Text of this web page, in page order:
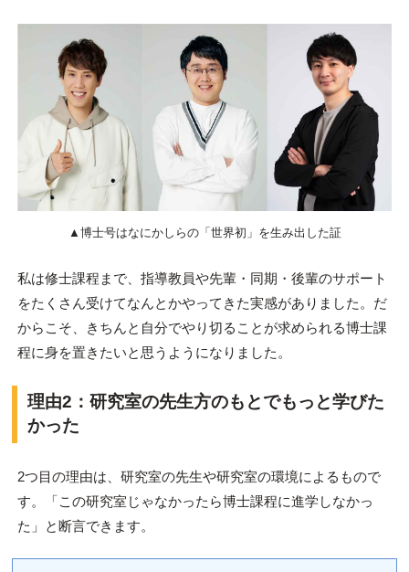
▲博士号はなにかしらの「世界初」を生み出した証
私は修士課程まで、指導教員や先輩・同期・後輩のサポート
をたくさん受けてなんとかやってきた実感がありました。だ
からこそ、きちんと自分でやり切ることが求められる博士課
程に身を置きたいと思うようになりました。
理由2：研究室の先生方のもとでもっと学びた
かった
2つ目の理由は、研究室の先生や研究室の環境によるもので
す。「この研究室じゃなかったら博士課程に進学しなかっ
た」と断言できます。